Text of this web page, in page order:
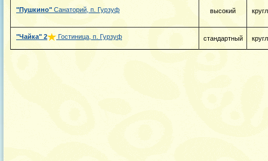
"Пушкино" Санаторий, п. Гурзуф высокий
"Чайка" 2 Гостиница, п. Гурзуф стандартный